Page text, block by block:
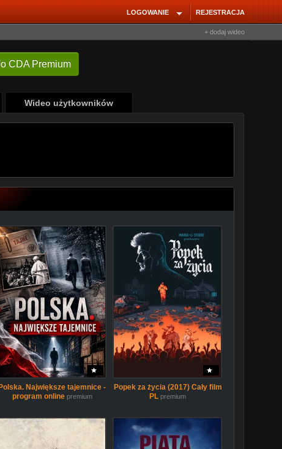
LOGOWANIE REJESTRACJA
+ dodaj wideo
Wideo użytkowników
Polska. Największe tajemnice -
program online premium
Popek za życia (2017) Cały film
PL premium